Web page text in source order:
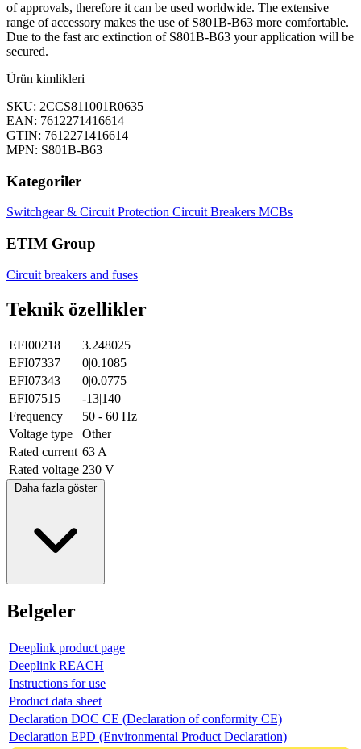
of approvals, therefore it can be used worldwide. The extensive
range of accessory makes the use of S801B-B63 more comfortable.
Due to the fast arc extinction of S801B-B63 your application will be
secured.
Ürün kimlikleri
SKU: 2CCS811001R0635
EAN: 7612271416614
GTIN: 7612271416614
MPN: S801B-B63
Kategoriler
Switchgear & Circuit Protection Circuit Breakers MCBs
ETIM Group
Circuit breakers and fuses
Teknik özellikler
EFI00218
3.248025
EFI07337
0|0.1085
EFI07343
0|0.0775
EFI07515
-13|140
Frequency
50 - 60 Hz
Voltage type
Other
Rated current 63 A
Rated voltage 230 V
Daha fazla göster
Belgeler
Deeplink product page
Deeplink REACH
Instructions for use
Product data sheet
Declaration DOC CE (Declaration of conformity CE)
Declaration EPD (Environmental Product Declaration)